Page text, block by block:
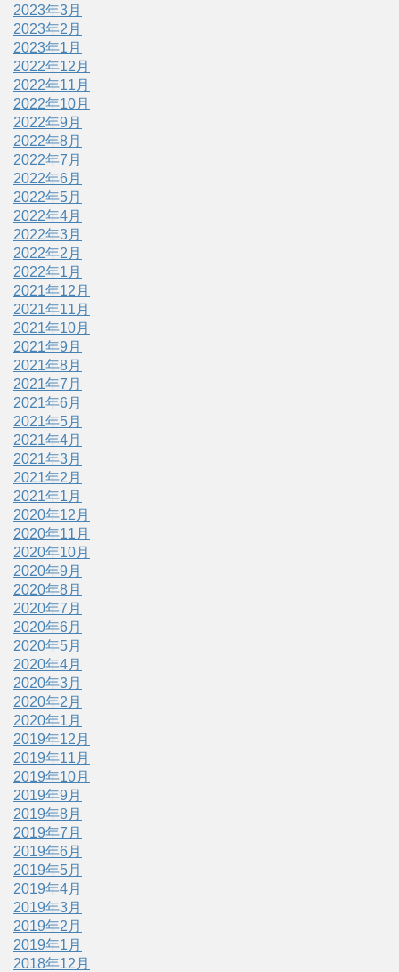
2023年3月
2023年2月
2023年1月
2022年12月
2022年11月
2022年10月
2022年9月
2022年8月
2022年7月
2022年6月
2022年5月
2022年4月
2022年3月
2022年2月
2022年1月
2021年12月
2021年11月
2021年10月
2021年9月
2021年8月
2021年7月
2021年6月
2021年5月
2021年4月
2021年3月
2021年2月
2021年1月
2020年12月
2020年11月
2020年10月
2020年9月
2020年8月
2020年7月
2020年6月
2020年5月
2020年4月
2020年3月
2020年2月
2020年1月
2019年12月
2019年11月
2019年10月
2019年9月
2019年8月
2019年7月
2019年6月
2019年5月
2019年4月
2019年3月
2019年2月
2019年1月
2018年12月